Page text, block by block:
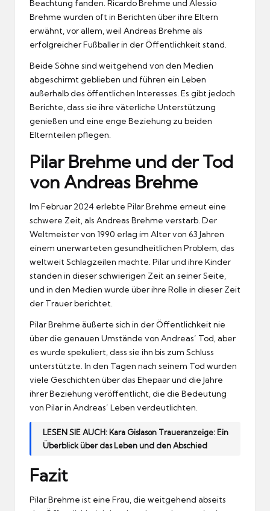
Beachtung fanden. Ricardo Brehme und Alessio
Brehme wurden oft in Berichten über ihre Eltern
erwähnt, vor allem, weil Andreas Brehme als
erfolgreicher Fußballer in der Öffentlichkeit stand.
Beide Söhne sind weitgehend von den Medien
abgeschirmt geblieben und führen ein Leben
außerhalb des öffentlichen Interesses. Es gibt jedoch
Berichte, dass sie ihre väterliche Unterstützung
genießen und eine enge Beziehung zu beiden
Elternteilen pflegen.
Pilar Brehme und der Tod
von Andreas Brehme
Im Februar 2024 erlebte Pilar Brehme erneut eine
schwere Zeit, als Andreas Brehme verstarb. Der
Weltmeister von 1990 erlag im Alter von 63 Jahren
einem unerwarteten gesundheitlichen Problem, das
weltweit Schlagzeilen machte. Pilar und ihre Kinder
standen in dieser schwierigen Zeit an seiner Seite,
und in den Medien wurde über ihre Rolle in dieser Zeit
der Trauer berichtet.
Pilar Brehme äußerte sich in der Öffentlichkeit nie
über die genauen Umstände von Andreas’ Tod, aber
es wurde spekuliert, dass sie ihn bis zum Schluss
unterstützte. In den Tagen nach seinem Tod wurden
viele Geschichten über das Ehepaar und die Jahre
ihrer Beziehung veröffentlicht, die die Bedeutung
von Pilar in Andreas’ Leben verdeutlichten.
LESEN SIE AUCH: Kara Gislason Traueranzeige: Ein
Überblick über das Leben und den Abschied
Fazit
Pilar Brehme ist eine Frau, die weitgehend abseits